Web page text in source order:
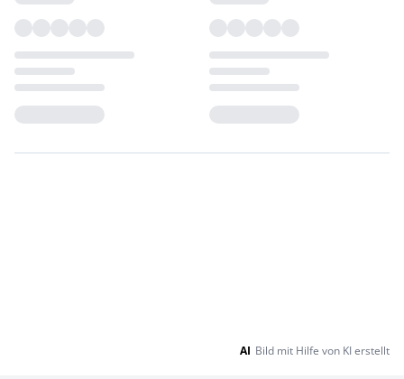
AI Bild mit Hilfe von KI erstellt